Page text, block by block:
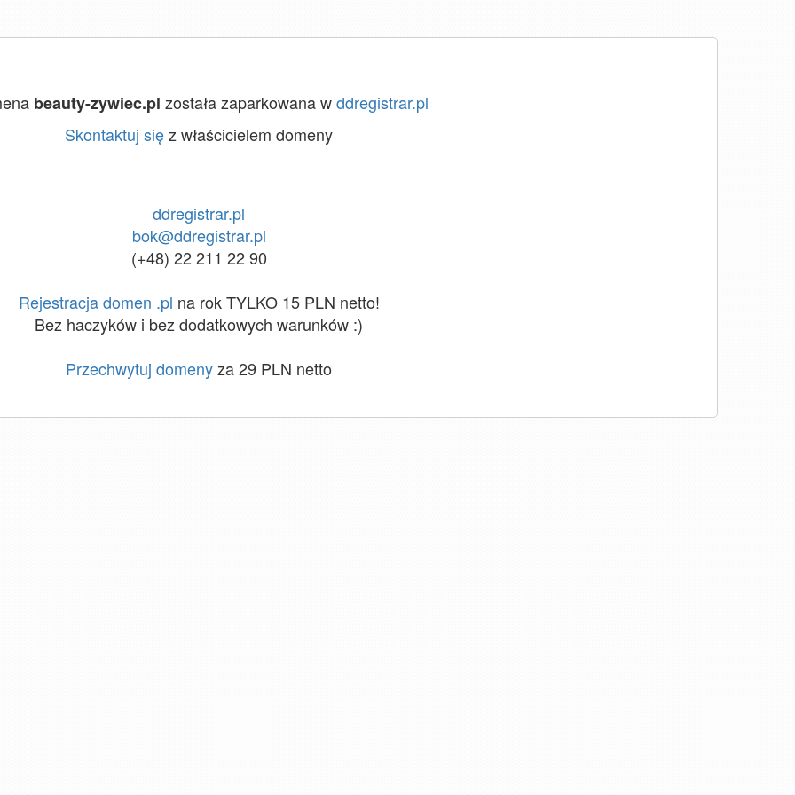
beauty-zywiec.pl została zaparkowana wddregistrar.pl
Skontaktuj sięz właścicielem domeny
ddregistrar.pl
bok@ddregistrar.pl
(+48) 22 211 22 90
Rejestracja domen .pl na rok TYLKO 15 PLN netto!
Bez haczyków i bez dodatkowych warunków :)
Przechwytuj domenyza 29 PLN netto